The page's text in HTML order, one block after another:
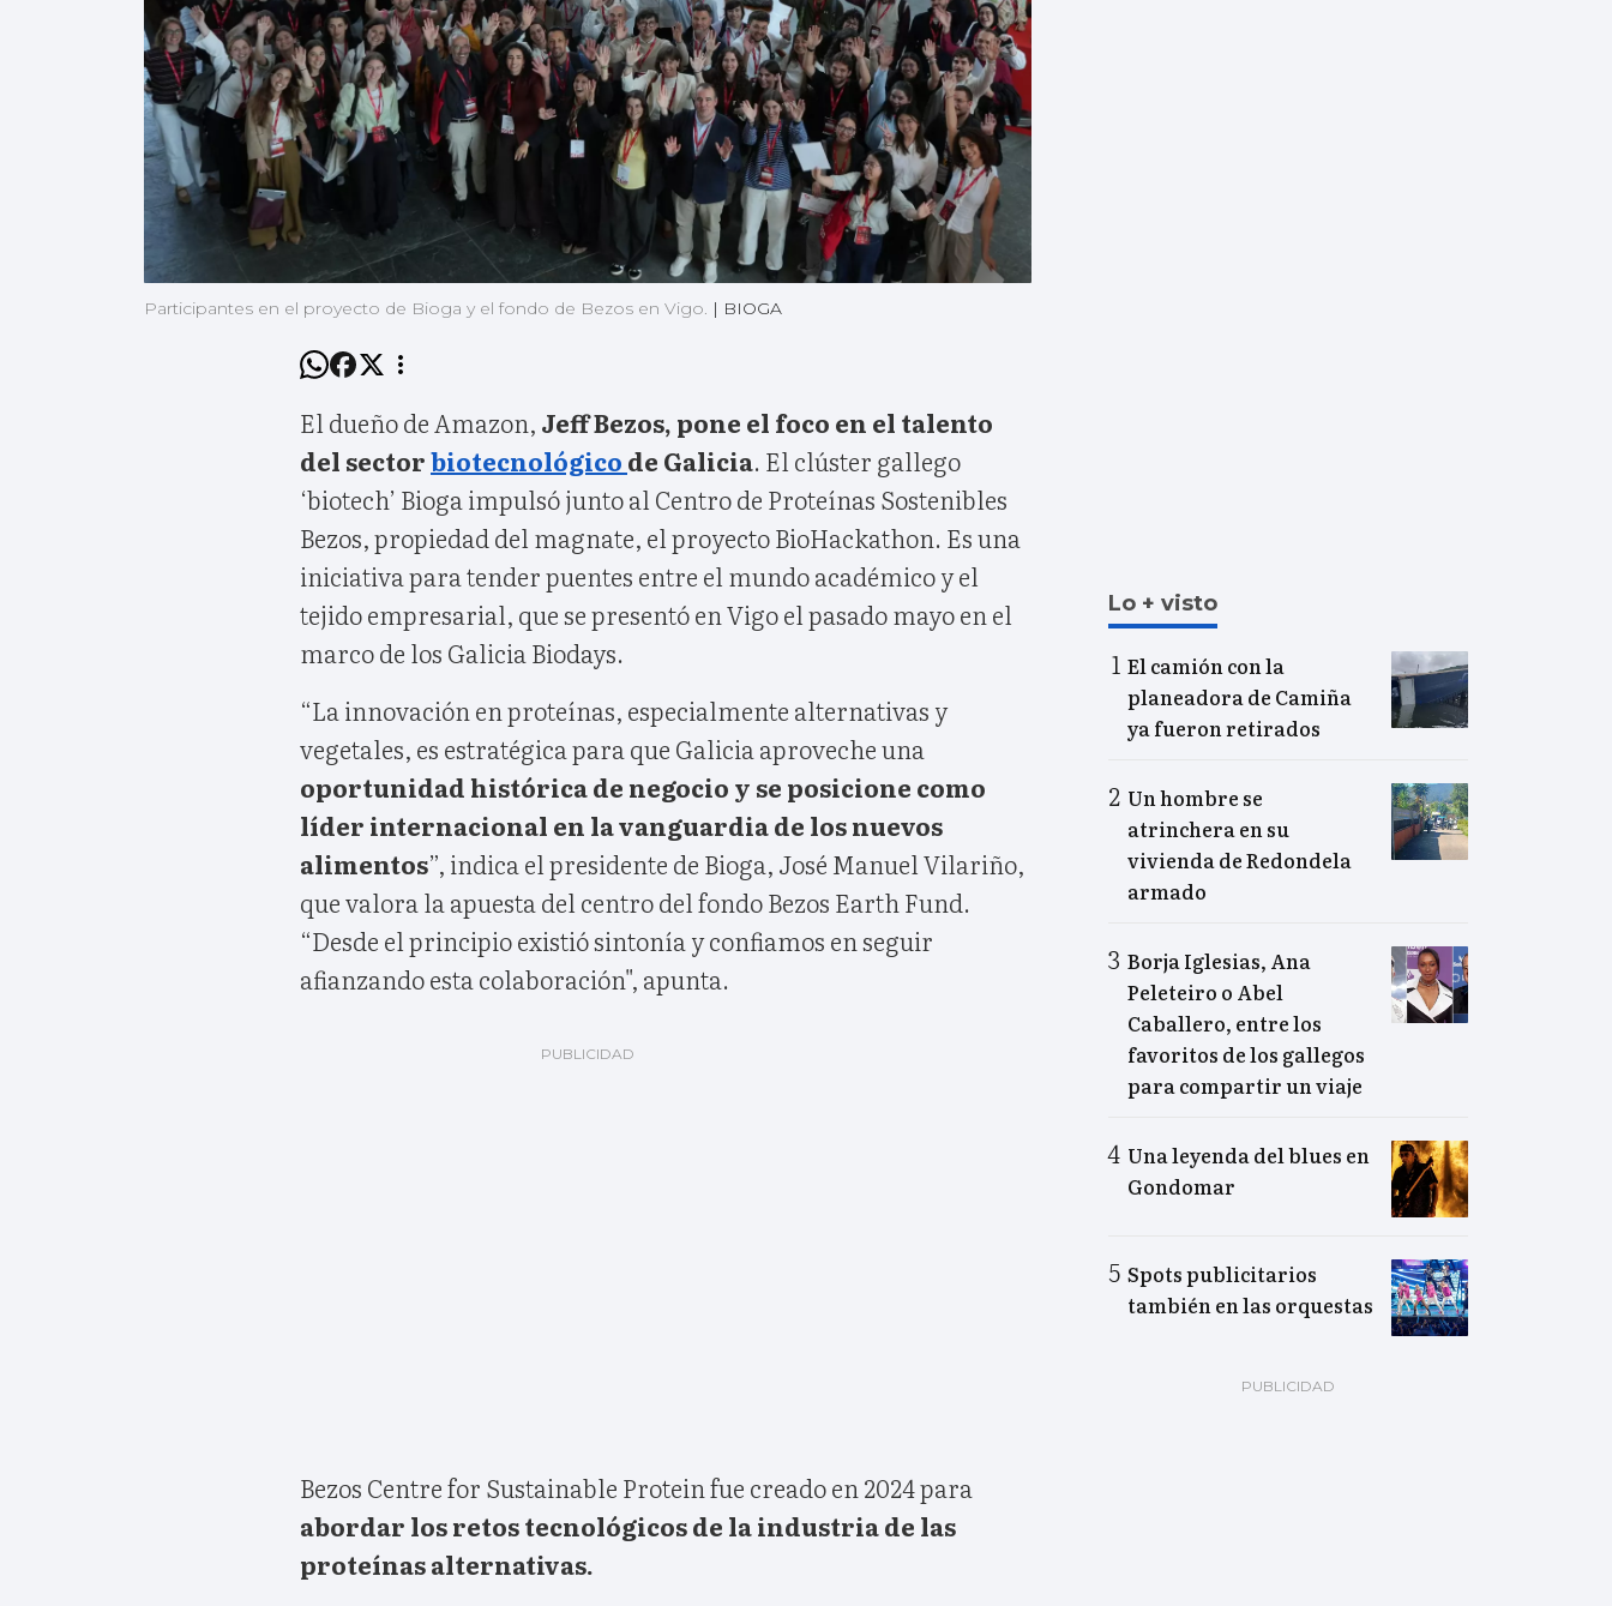
Participantes en el proyecto de Bioga y el fondo de Bezos en Vigo. | BIOGA
El dueño de Amazon, Jeff Bezos, pone el foco en el talento
del sectorbiotecnológico de Galicia. El clúster gallego
‘biotech’ Bioga impulsó junto al Centro de Proteínas Sostenibles
Bezos, propiedad del magnate, el proyecto BioHackathon. Es una
iniciativa para tender puentes entre el mundo académico y el
tejido empresarial, que se presentó en Vigo el pasado mayo en el
marco de los Galicia Biodays.
“La innovación en proteínas, especialmente alternativas y
vegetales, es estratégica para que Galicia aproveche una
oportunidad histórica de negocio y se posicione como
líder internacional en la vanguardia de los nuevos
alimentos”, indica el presidente de Bioga, José Manuel Vilariño,
que valora la apuesta del centro del fondo Bezos Earth Fund.
“Desde el principio existió sintonía y confiamos en seguir
afianzando esta colaboración", apunta.
Bezos Centre for Sustainable Protein fue creado en 2024 para
abordar los retos tecnológicos de la industria de las
proteínas alternativas.
Lo + visto
El camión con la
planeadora de Camiña
ya fueron retirados
Un hombre se
atrinchera en su
vivienda de Redondela
armado
Borja Iglesias, Ana
Peleteiro o Abel
Caballero, entre los
favoritos de los gallegos
para compartir un viaje
Una leyenda del blues en
Gondomar
Spots publicitarios
también en las orquestas